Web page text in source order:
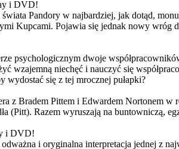
i DVD!
Pandory w najbardziej, jak dotąd,
Kupcami. Pojawia się jednak nowy wróg
psychologicznym dwoje
wzajemną niechęć i nauczyć się
wydostać się z tej mrocznej pułapki?
z Bradem Pittem i Edwardem Nortonem
(Pitt). Razem wyruszają na buntowniczą,
i DVD!
i oryginalna interpretacja jednej z